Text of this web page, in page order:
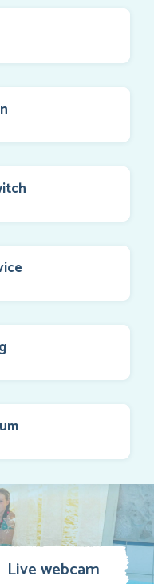
Live webcam